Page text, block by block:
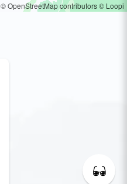
© OpenStreetMap contributors© Loopi